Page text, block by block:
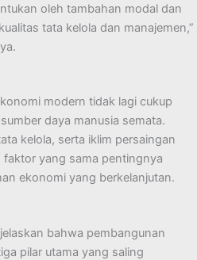
oleh tambahan modal dan
tata kelola dan manajemen,”
modern tidak lagi cukup
daya manusia semata.
kelola, serta iklim persaingan
yang sama pentingnya
ekonomi yang berkelanjutan.
bahwa pembangunan
pilar utama yang saling